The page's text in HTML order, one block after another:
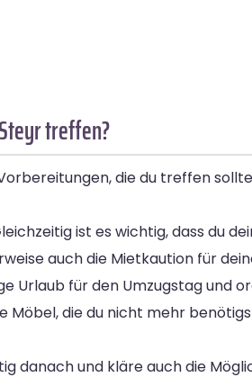
treffen?
die du treffen
ist es wichtig, dass du
auch die Mietkaution für
für den Umzugstag und
Möbel, die du nicht mehr
danach und kläre auch die